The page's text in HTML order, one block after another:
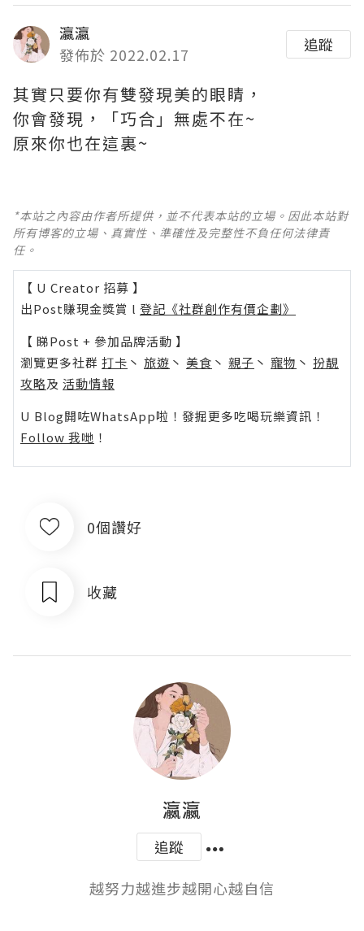
瀛瀛
發佈於 2022.02.17
追蹤
其實只要你有雙發現美的​眼睛，
你會發現，「巧合」無處不在~
原來你也在這裏~
*本站之內容由作者所提供，並不代表本站的立場。因此本站對
所有博客的立場、真實性、準確性及完整性不負任何法律責
任。
【 U Creator 招募 】
出Post賺現金獎賞 l 登記《社群創作有價企劃》
【 睇Post + 參加品牌活動 】
瀏覽更多社群 打卡 丶 旅遊 丶 美食 丶 親子 丶 寵物 丶 扮靚
攻略及 活動情報
U Blog開咗WhatsApp啦！發掘更多吃喝玩樂資訊！
Follow 我哋 ！
0個讚好
收藏
瀛瀛
追蹤
越努力越進步越開心越自信